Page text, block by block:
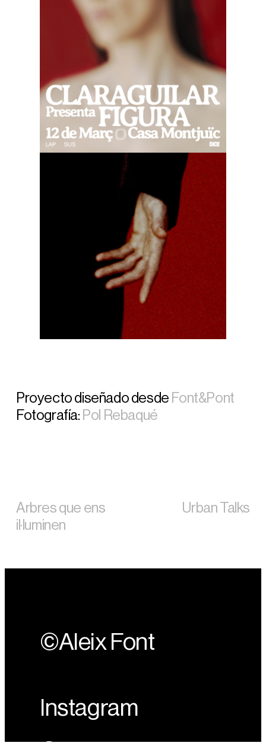
Proyecto diseñado desde Font&Pont
Fotografía: Pol Rebaqué
Arbres que ens
il·luminen
Urban Talks
©Aleix Font
Instagram